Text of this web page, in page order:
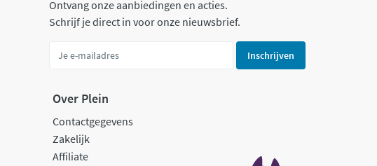
Ontvang onze aanbiedingen en acties.
Schrijf je direct in voor onze nieuwsbrief.
Inschrijven
Over Plein
Contactgegevens
Zakelijk
Affiliate